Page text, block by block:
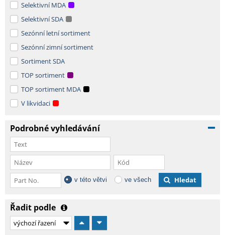
Selektivní MDA
Selektivní SDA
Sezónní letní sortiment
Sezónní zimní sortiment
Sortiment SDA
TOP sortiment
TOP sortiment MDA
V likvidaci
Podrobné vyhledávání
v této větvi ve všech Hledat
Řadit podle